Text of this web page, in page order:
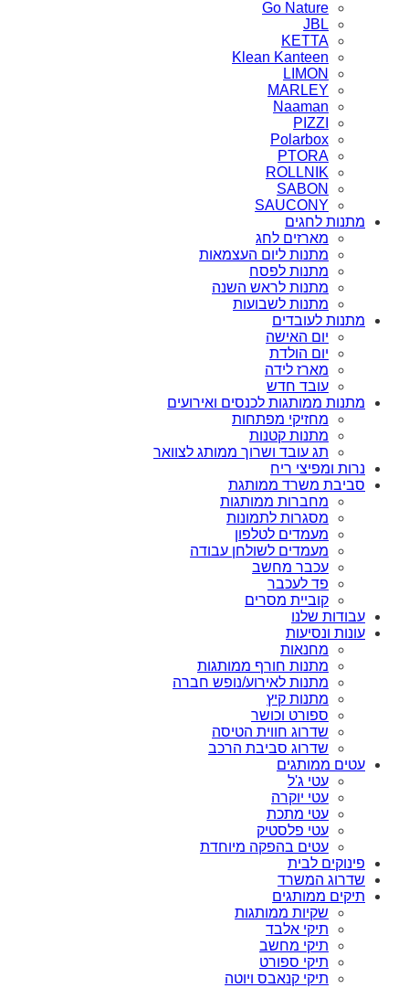
Go Nature
JBL
KETTA
Klean Kanteen
LIMON
MARLEY
Naaman
PIZZI
Polarbox
PTORA
ROLLNIK
SABON
SAUCONY
מתנות לחגים
מארזים לחג
מתנות ליום העצמאות
מתנות לפסח
מתנות לראש השנה
מתנות לשבועות
מתנות לעובדים
יום האישה
יום הולדת
מארז לידה
עובד חדש
מתנות ממותגות לכנסים ואירועים
מחזיקי מפתחות
מתנות קטנות
תג עובד ושרוך ממותג לצוואר
נרות ומפיצי ריח
סביבת משרד ממותגת
מחברות ממותגות
מסגרות לתמונות
מעמדים לטלפון
מעמדים לשולחן עבודה
עכבר מחשב
פד לעכבר
קוביית מסרים
עבודות שלנו
עונות ונסיעות
מחנאות
מתנות חורף ממותגות
מתנות לאירוע/נופש חברה
מתנות קיץ
ספורט וכושר
שדרוג חווית הטיסה
שדרוג סביבת הרכב
עטים ממותגים
עטי ג'ל
עטי יוקרה
עטי מתכת
עטי פלסטיק
עטים בהפקה מיוחדת
פינוקים לבית
שדרוג המשרד
תיקים ממותגים
שקיות ממותגות
תיקי אלבד
תיקי מחשב
תיקי ספורט
תיקי קנאבס ויוטה